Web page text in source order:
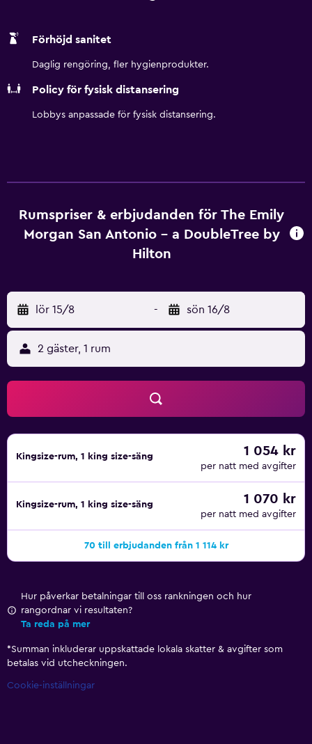
badrockar, lyxtoalettartiklar och gratis toalettartiklar.
telefon; gratis lokalsamtal ingår (restriktioner kan
Förhöjd sanitet
Daglig rengöring, fler hygienprodukter.
Policy för fysisk distansering
Lobbys anpassade för fysisk distansering.
Rumspriser & erbjudanden för The Emily
Morgan San Antonio - a DoubleTree by
Hilton
lör 15/8 - sön 16/8
2 gäster, 1 rum
Kingsize-rum, 1 king size-säng 1 054 kr
per natt med avgifter
Kingsize-rum, 1 king size-säng 1 070 kr
per natt med avgifter
70 till erbjudanden från 1 114 kr
Hur påverkar betalningar till oss rankningen och hur
rangordnar vi resultaten?
Ta reda på mer
*Summan inkluderar uppskattade lokala skatter & avgifter som
betalas vid utcheckningen.
Cookie-inställningar